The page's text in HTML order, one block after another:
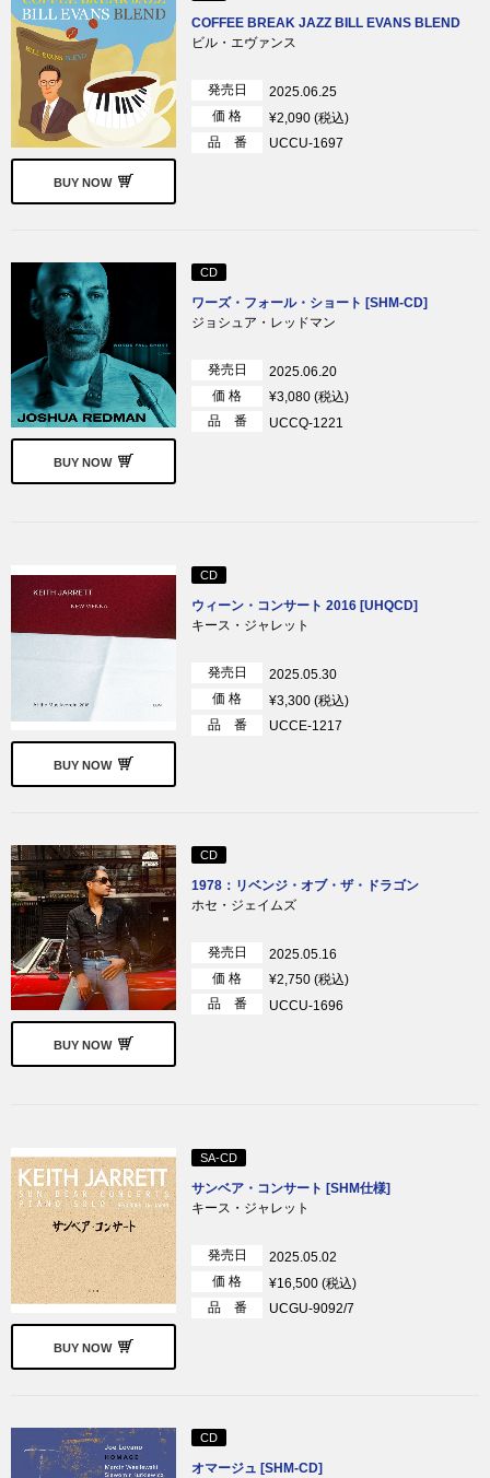
BUY NOW
COFFEE BREAK JAZZ BILL EVANS BLEND
ビル・エヴァンス
発売日
2025.06.25
価 格
¥2,090 (税込)
品 番
UCCU-1697
BUY NOW
CD
ワーズ・フォール・ショート [SHM-CD]
ジョシュア・レッドマン
発売日
2025.06.20
価 格
¥3,080 (税込)
品 番
UCCQ-1221
BUY NOW
CD
ウィーン・コンサート 2016 [UHQCD]
キース・ジャレット
発売日
2025.05.30
価 格
¥3,300 (税込)
品 番
UCCE-1217
BUY NOW
CD
1978：リベンジ・オブ・ザ・ドラゴン
ホセ・ジェイムズ
発売日
2025.05.16
価 格
¥2,750 (税込)
品 番
UCCU-1696
BUY NOW
SA-CD
サンベア・コンサート [SHM仕様]
キース・ジャレット
発売日
2025.05.02
価 格
¥16,500 (税込)
品 番
UCGU-9092/7
CD
オマージュ [SHM-CD]